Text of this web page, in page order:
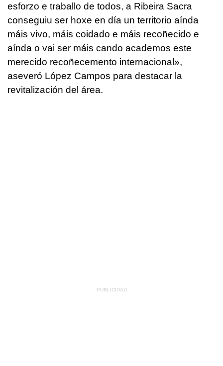
esforzo e traballo de todos, a Ribeira Sacra
conseguiu ser hoxe en día un territorio aínda
máis vivo, máis coidado e máis recoñecido e
aínda o vai ser máis cando academos este
merecido recoñecemento internacional»,
aseveró López Campos para destacar la
revitalización del área.